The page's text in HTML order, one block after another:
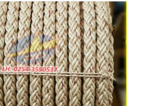
DETAILS